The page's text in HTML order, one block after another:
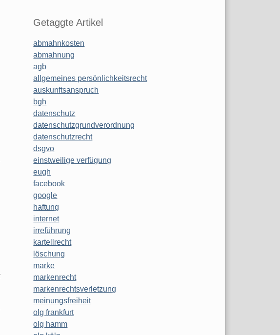
Getaggte Artikel
abmahnkosten
abmahnung
agb
allgemeines persönlichkeitsrecht
auskunftsanspruch
bgh
datenschutz
datenschutzgrundverordnung
datenschutzrecht
dsgvo
einstweilige verfügung
eugh
facebook
google
haftung
internet
irreführung
kartellrecht
löschung
marke
markenrecht
markenrechtsverletzung
meinungsfreiheit
olg frankfurt
olg hamm